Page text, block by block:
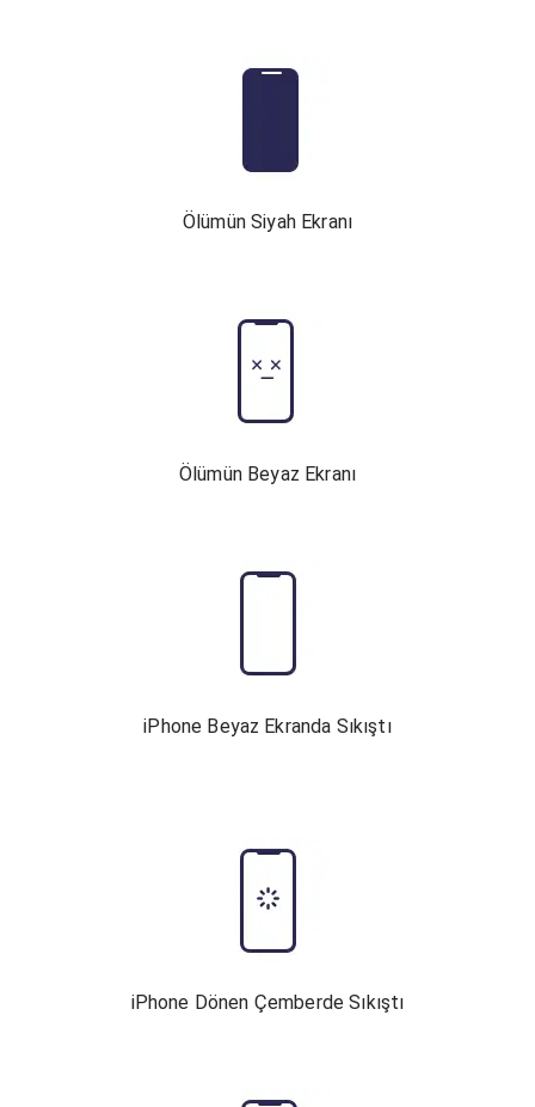
Ölümün Siyah Ekranı
Ölümün Beyaz Ekranı
iPhone Beyaz Ekranda Sıkıştı
iPhone Dönen Çemberde Sıkıştı